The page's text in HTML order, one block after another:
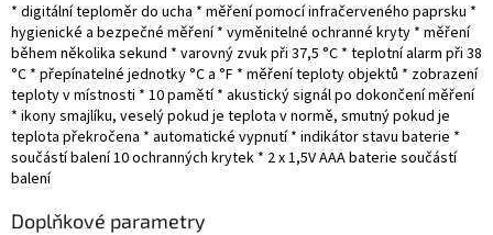
* digitální teploměr do ucha * měření pomocí infračerveného paprsku *
hygienické a bezpečné měření * vyměnitelné ochranné kryty * měření
během několika sekund * varovný zvuk při 37,5 °C * teplotní alarm při 38
°C * přepínatelné jednotky °C a °F * měření teploty objektů * zobrazení
teploty v místnosti * 10 pamětí * akustický signál po dokončení měření
* ikony smajlíku, veselý pokud je teplota v normě, smutný pokud je
teplota překročena * automatické vypnutí * indikátor stavu baterie *
součástí balení 10 ochranných krytek * 2 x 1,5V AAA baterie součástí
balení
Doplňkové parametry